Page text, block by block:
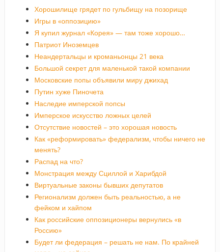
Хорошилище грядет по гульбищу на позорище
Игры в «оппозицию»
Я купил журнал «Корея» — там тоже хорошо…
Патриот Иноземцев
Неандертальцы и кроманьонцы 21 века
Большой секрет для маленькой такой компании
Московские попы объявили миру джихад
Путин хуже Пиночета
Наследие имперской попсы
Имперское искусство ложных целей
Отсутствие новостей – это хорошая новость
Как «реформировать» федерализм, чтобы ничего не
менять?
Распад на что?
Монстрация между Сциллой и Харибдой
Виртуальные законы бывших депутатов
Регионализм должен быть реальностью, а не
фейком и хайпом
Как российские оппозиционеры вернулись «в
Россию»
Будет ли федерация – решать не нам. По крайней